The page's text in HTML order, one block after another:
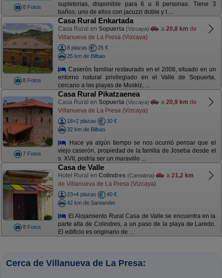
8 Fotos
supletorias, disponible para 6 u 8 personas. Tiene 3
baños, uno de ellos con jacuzzi doble y t ...
8 Fotos
Casa Rural Enkartada
Casa Rural en Sopuerta (Vizcaya) a 20,8 km de
Villanueva de La Presa (Vizcaya)
8 plazas
25 €
25 km de Bilbao
Caserón familiar restaurado en el 2008, situado en un
entorno natural privilegiado en el Valle de Sopuerta,
cercano a las playas de Muskiz, ...
7 Fotos
Casa Rural Pikatzaenea
Casa Rural en Sopuerta (Vizcaya) a 20,9 km de
Villanueva de La Presa (Vizcaya)
18+2 plazas
30 €
32 km de Bilbao
Hace ya algún tiempo se nos ocurrió pensar que el
viejo caserón, propiedad de la familia de Joseba desde el
s. XVII, podría ser un maravillo ...
8 Fotos
Casa de Valle
Hotel Rural en Colindres (Cantabria) a 21,2 km
de Villanueva de La Presa (Vizcaya)
23+4 plazas
40 €
42 km de Santander
El Alojamiento Rural Casa de Valle se encuentra en la
parte alta de Colindres, a un paso de la playa de Laredo.
El edificio es originario de ...
Cerca de Villanueva de La Presa: